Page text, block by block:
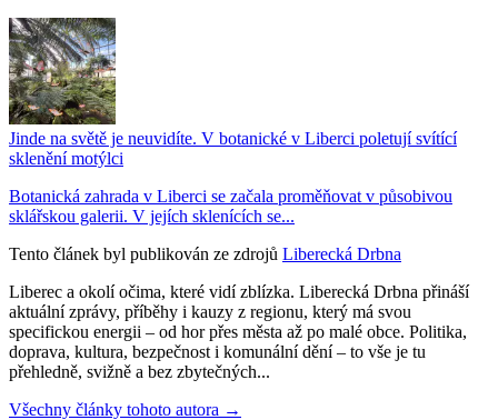
Jinde na světě je neuvidíte. V botanické v Liberci poletují svítící
sklenění motýlci
Botanická zahrada v Liberci se začala proměňovat v působivou
sklářskou galerii. V jejích sklenících se...
Tento článek byl publikován ze zdrojů Liberecká Drbna
Liberec a okolí očima, které vidí zblízka. Liberecká Drbna přináší
aktuální zprávy, příběhy i kauzy z regionu, který má svou
specifickou energii – od hor přes města až po malé obce. Politika,
doprava, kultura, bezpečnost i komunální dění – to vše je tu
přehledně, svižně a bez zbytečných...
Všechny články tohoto autora →